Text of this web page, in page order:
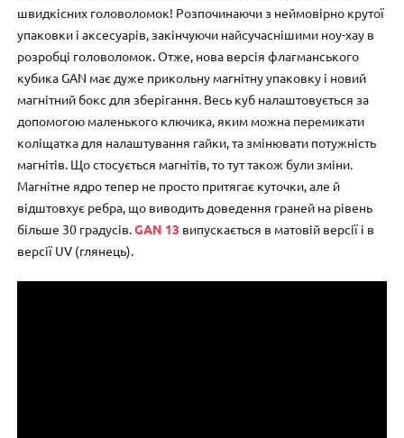
швидкісних головоломок! Розпочинаючи з неймовірно крутої
упаковки і аксесуарів, закінчуючи найсучаснішими ноу-хау в
розробці головоломок. Отже, нова версія флагманського
кубика GAN має дуже прикольну магнітну упаковку і новий
магнітний бокс для зберігання. Весь куб налаштовується за
допомогою маленького ключика, яким можна перемикати
коліщатка для налаштування гайки, та змінювати потужність
магнітів. Що стосується магнітів, то тут також були зміни.
Магнітне ядро тепер не просто притягає куточки, але й
відштовхує ребра, що виводить доведення граней на рівень
більше 30 градусів.GAN 13 випускається в матовій версії і в
версії UV (глянець).